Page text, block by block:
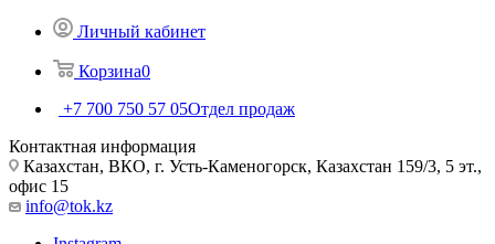
Личный кабинет
Корзина0
+7 700 750 57 05Отдел продаж
Контактная информация
Казахстан, ВКО, г. Усть-Каменогорск, Казахстан 159/3, 5 эт.,
офис 15
info@tok.kz